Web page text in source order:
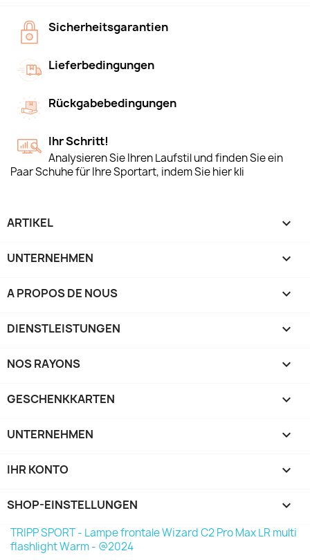
Sicherheitsgarantien
Lieferbedingungen
Rückgabebedingungen
Ihr Schritt!
Analysieren Sie Ihren Laufstil und finden Sie ein
Paar Schuhe für Ihre Sportart, indem Sie hier kli
ARTIKEL 
UNTERNEHMEN 
A PROPOS DE NOUS 
DIENSTLEISTUNGEN 
NOS RAYONS 
GESCHENKKARTEN 
UNTERNEHMEN 
IHR KONTO 
SHOP-EINSTELLUNGEN keyboard_arrow_down
TRIPP SPORT - Lampe frontale Wizard C2 Pro Max LR multi
flashlight Warm - @2024